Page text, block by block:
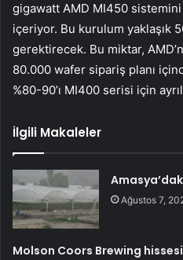
gigawatt AMD MI450 sistemini
içeriyor. Bu kurulum yaklaşık
gerektirecek. Bu miktar,
80.000 wafer sipariş planı
%80-90’ı MI400 serisi için
İlgili Makaleler
Ağustos 7,
Molson Coors Brewing